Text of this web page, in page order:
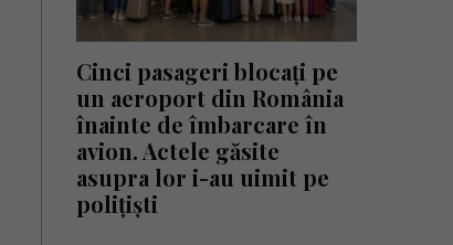
Cinci pasageri blocați pe
un aeroport din România
înainte de îmbarcare în
avion. Actele găsite
asupra lor i-au uimit pe
polițiști